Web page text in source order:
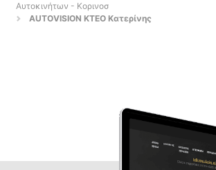
Αυτοκινήτων - Κορινοσ
AUTOVISION KTEO Κατερίνης